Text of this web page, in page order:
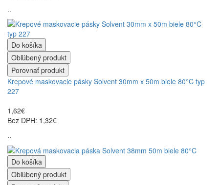
..
Do košíka
Obľúbený produkt
Porovnať produkt
Krepové maskovacie pásky Solvent 30mm x 50m biele 80°C typ
227
1,62€
Bez DPH: 1,32€
..
Do košíka
Obľúbený produkt